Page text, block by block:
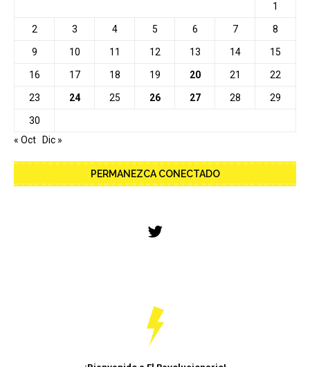
1
2 3 4 5 6 7 8
9 10 11 12 13 14 15
16 17 18 19 20 21 22
23 24 25 26 27 28 29
30
« Oct
Dic »
PERMANEZCA CONECTADO